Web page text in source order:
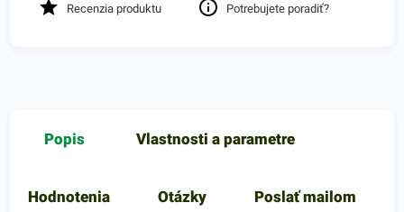
Recenzia produktu Potrebujete poradiť?
Popis Vlastnosti a parametre
Hodnotenia Otázky Poslať mailom